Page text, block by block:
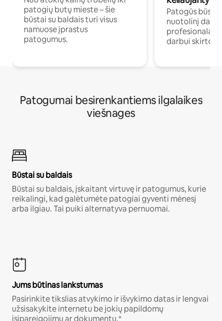
patogių butų mieste – šie
būstai su baldais turi visus
namuose įprastus
patogumus.
Patogūs
nuotolinį
darbui
Patogumai besirenkantiems ilgalaikes
viešnages
Būstai su baldais
Būstai su baldais, įskaitant virtuvę ir patogumus, kurie
reikalingi, kad galėtumėte patogiai gyventi mėnesį
arba ilgiau. Tai puiki alternatyva pernuomai.
Jums būtinas lankstumas
Pasirinkite tikslias atvykimo ir išvykimo datas ir lengvai
užsisakykite internetu be jokių papildomų
įsipareigojimų ar dokumentų.*